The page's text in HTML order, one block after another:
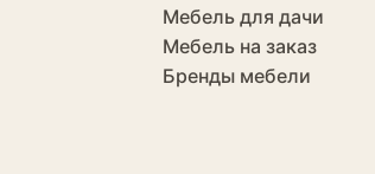
Мебель для дачи
Мебель на заказ
Бренды мебели